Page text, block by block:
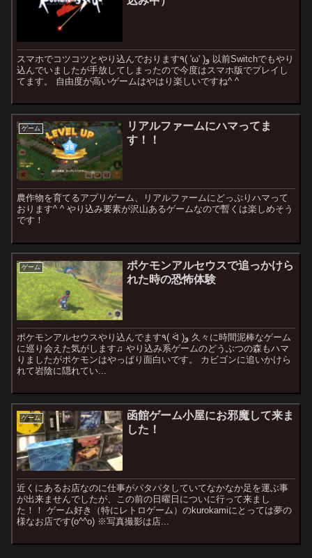
スマホでコツコツとやり込んでおります٩( 'ω' )و 以前Switchでもやり
込んでいましたが手放してしまったので今度はスマホ版でプレイし
てます。 自由度が高いゲームはやはり楽しいですね^ ^
ゲーム
リアルファームにハマってま
す！！
農作物を育てるアプリゲーム、リアルファームにどっぷりハマって
おります^ ^ やり込み要素が沢山あるゲームなので暫くは楽しめそう
です！
ゲーム
ポケモンアルセウスで追っかけら
れた時の恐怖体験
ポケモンアルセウスやり込んでます٩( ᐛ )و 久々に時間泥棒なゲーム
に巡り会えた気がします♫ やり込み系ゲームのどうぶつの森もハマ
りましたがポケモンはやっぱり面白いです。 カビゴンに追いかけら
れて岩陰に隠れてい...
ゲーム
函館ゲーム小屋にお邪魔して来ま
した！
近くにあるお店なのに仕事がパタパタしていてなかなか足を運ぶ事
が出来ませんでしたが、この前の日曜日についに行って来まし
た！！ ゲーム好き（特にレトロゲーム）のkurokamiにとっては夢の
様なお店です(o^^o) ※写真撮影は店...